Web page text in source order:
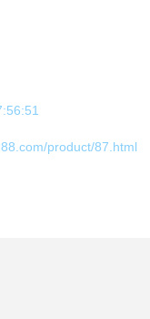
product/87.html